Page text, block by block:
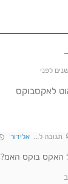
לאקסבוקס
תגובה ל...אלידור
האקס בוקס האמ?